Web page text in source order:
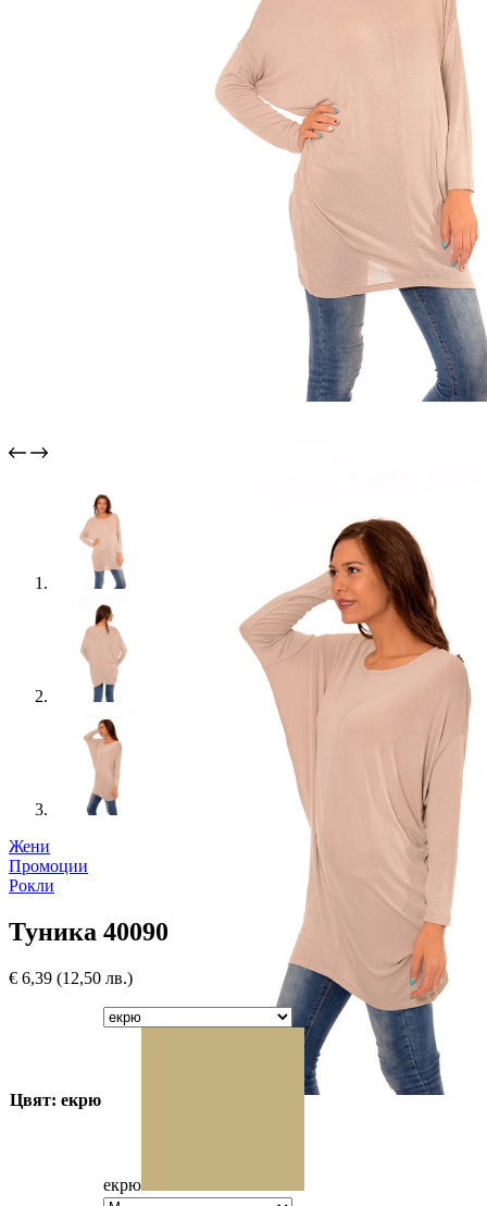
Жени
Промоции
Рокли
Туника 40090
€ 6,39 (12,50 лв.)
Цвят: екрю
екрю